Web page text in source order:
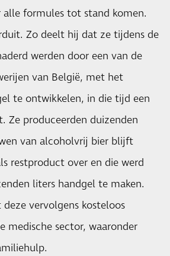
formules tot stand komen.
Zo deelt hij dat ze tijdens de
werden door een van de
van België, met het
te ontwikkelen, in die tijd een
Ze produceerden duizenden
van alcoholvrij bier blijft
restproduct over en die werd
liters handgel te maken.
vervolgens kosteloos
medische sector, waaronder